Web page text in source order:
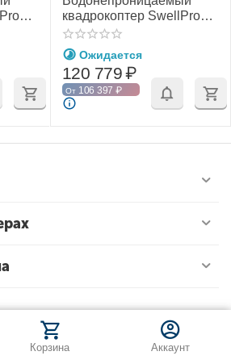
квадрокоптер SwellPro
Fisherman FD1
Ожидается
120 779₽
От 106 397 ₽
Корзина Аккаунт